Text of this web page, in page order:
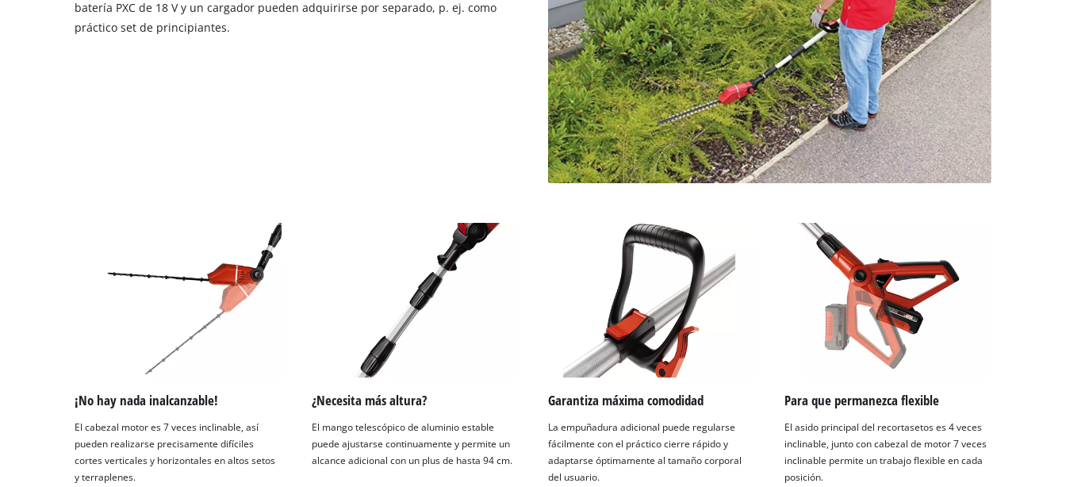
cargar el servicio Google Maps!
This content is not permitted to load due
to trackers that are not disclosed to the
visitor. The website owner needs to setup
the site with their CMP to add this content
to the list of technologies used.
Usercentrics Consent
Management Platform
batería PXC de 18 V y un cargador pueden adquirirse por separado, p. ej. como
práctico set de principiantes.
¡No hay nada inalcanzable!
El cabezal motor es 7 veces inclinable, así
pueden realizarse precisamente difíciles
cortes verticales y horizontales en altos setos
y terraplenes.
¿Necesita más altura?
El mango telescópico de aluminio estable
puede ajustarse continuamente y permite un
alcance adicional con un plus de hasta 94 cm.
Garantiza máxima comodidad
La empuñadura adicional puede regularse
fácilmente con el práctico cierre rápido y
adaptarse óptimamente al tamaño corporal
del usuario.
Para que permanezca flexible
El asido principal del recortasetos es 4 veces
inclinable, junto con cabezal de motor 7 veces
inclinable permite un trabajo flexible en cada
posición.